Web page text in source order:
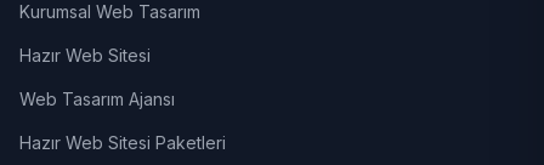
Kurumsal Web Tasarım
Hazır Web Sitesi
Web Tasarım Ajansı
Hazır Web Sitesi Paketleri